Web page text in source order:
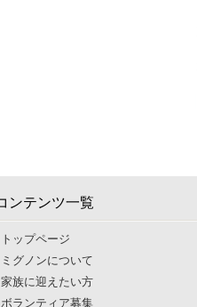
トップページ
ミグノンについて
家族に迎えたい方
ボランティア募集